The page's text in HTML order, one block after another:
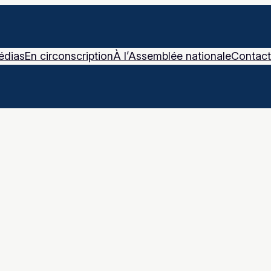
En circonscriptionÀ l’Assemblée nationaleContact